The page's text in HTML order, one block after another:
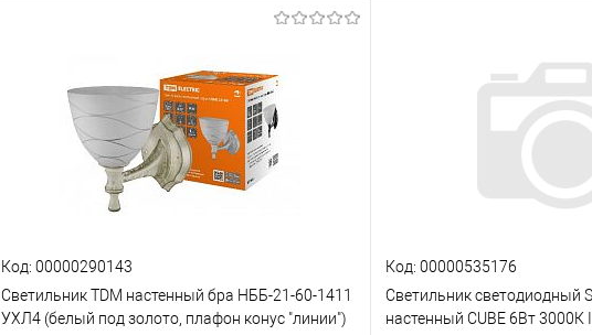
В корзину
К сравнению В избранное
В
Код: 00000290143
Светильник TDM настенный бра НББ-21-60-1411
УХЛ4 (белый под золото, плафон конус "линии")
Код: 00000535176
Светильник светодиодный
настенный CUBE 6Вт 3000К